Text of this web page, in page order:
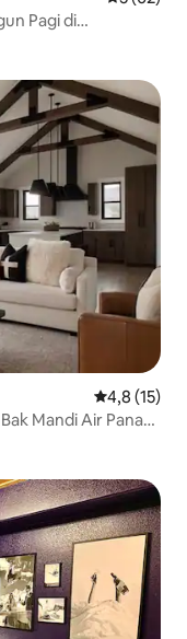
Pagi di
Nilai rata-
4,8 (15)
Mandi Air Panas •